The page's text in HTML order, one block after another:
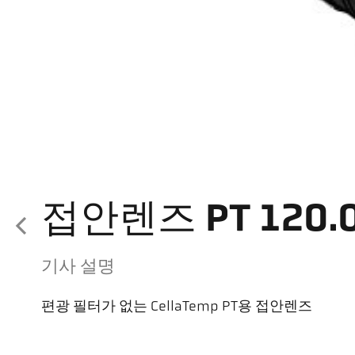
접안렌즈 PT
기사 설명
편광 필터가 없는 CellaTemp PT용 접안렌즈